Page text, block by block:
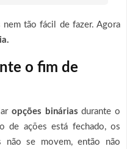
tão fácil de fazer. Agora
o fim de
opções binárias durante o
de ações está fechado, os
não se movem, então não